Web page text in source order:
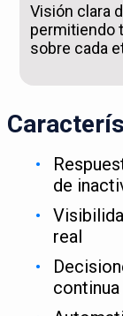
Visión clara
permitiendo
sobre cada
de
real
continua